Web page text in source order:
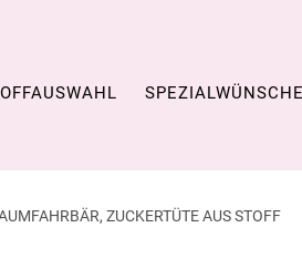
SPEZIALWÜNSCHE
ZUCKERTÜTE AUS STOFF